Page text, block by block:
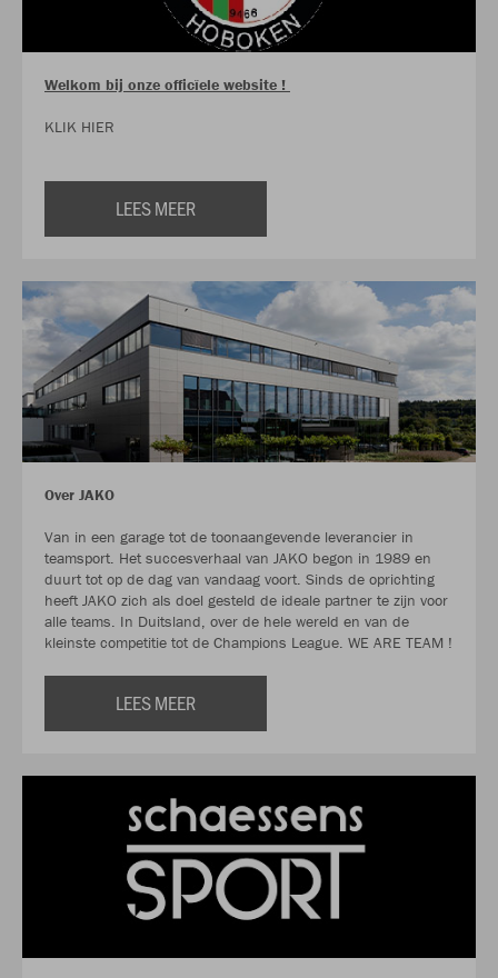
Welkom bij onze officïele website !
KLIK HIER
LEES MEER
Over JAKO
Van in een garage tot de toonaangevende leverancier in
teamsport. Het succesverhaal van JAKO begon in 1989 en
duurt tot op de dag van vandaag voort. Sinds de oprichting
heeft JAKO zich als doel gesteld de ideale partner te zijn voor
alle teams. In Duitsland, over de hele wereld en van de
kleinste competitie tot de Champions League. WE ARE TEAM !
LEES MEER